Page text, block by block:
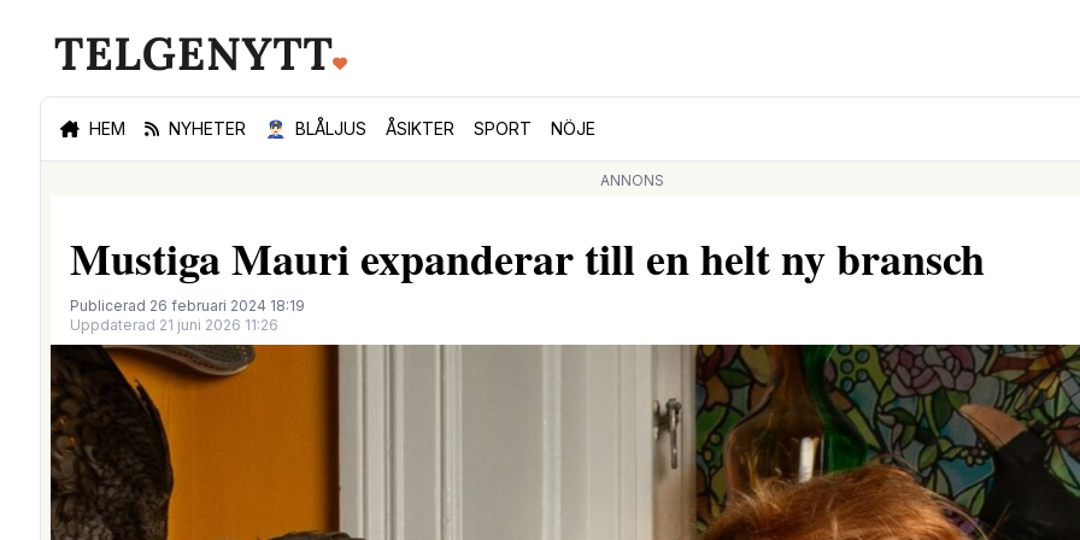
HEM NYHETER 👮🏻‍♂️ BLÅLJUS ÅSIKTER SPORT NÖJE
ANNONS
Mustiga Mauri expanderar till en helt ny bransch
Publicerad 26 februari 2024 18:19
Uppdaterad 21 juni 2026 11:26